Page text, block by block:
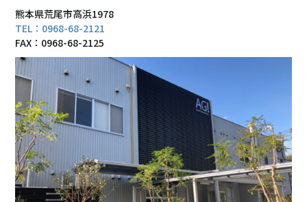
熊本県荒尾市高浜1978
TEL：0968-68-2121
FAX：0968-68-2125